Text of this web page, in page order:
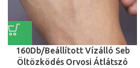
160Db/Beállított Vízálló Seb
Öltözködés Orvosi Átlátszó